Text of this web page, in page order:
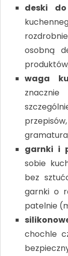
deski
osobną
waga
znacznie
garnki i
sobie
bez
garnki o
patelnie
chochle